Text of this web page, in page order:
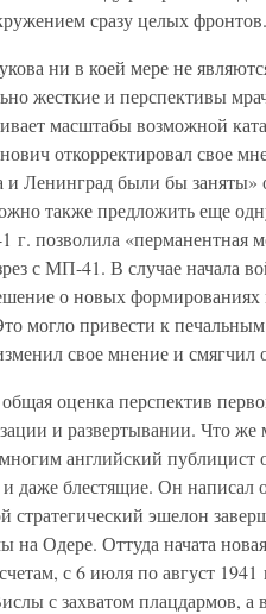
сразу целых фронтов.
ни в коей мере не
жесткие и перспективы
масштабы возможной
откорректировал свое
Ленинград были бы
также предложить еще
г. позволила «перманентная
с МП-41. В случае начала
о новых формированиях
могло привести к
свое мнение и смягчил
оценка перспектив
и развертывании. Что же
английский публицист
даже блестящие. Он написал
стратегический эшелон
Одере. Оттуда начата
с 6 июля по август
с захватом плацдармов, а